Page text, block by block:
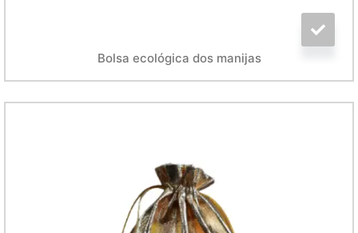
Bolsa ecológica dos manijas